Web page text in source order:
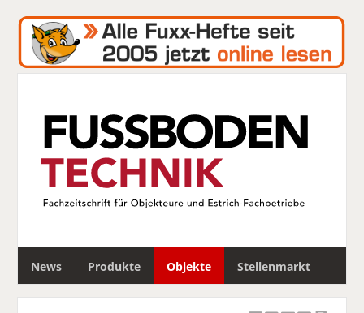
News Produkte Objekte Stellenmarkt
c